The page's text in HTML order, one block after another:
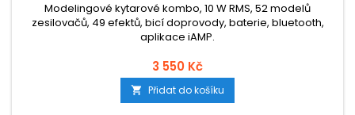
Modelingové kytarové kombo, 10 W RMS, 52 modelů
zesilovačů, 49 efektů, bicí doprovody, baterie, bluetooth,
aplikace iAMP.
3 550 Kč
 Přidat do košíku